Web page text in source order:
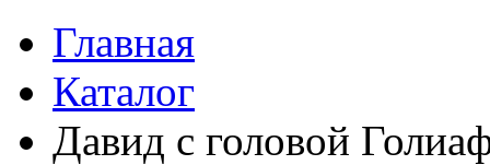
Главная
Каталог
Давид с головой